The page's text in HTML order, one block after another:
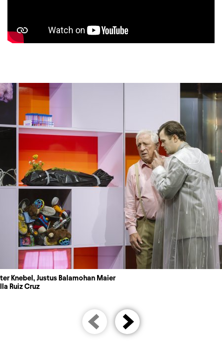
Knebel, Justus Balamohan Maier
Ruiz Cruz